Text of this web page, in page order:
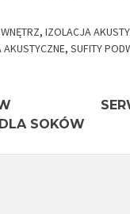
, IZOLACJA
, SUFITY
SOKÓW